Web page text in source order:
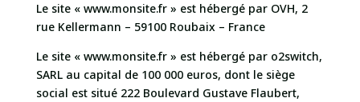
Le site « www.monsite.fr » est hébergé par OVH, 2
rue Kellermann – 59100 Roubaix – France
Le site « www.monsite.fr » est hébergé par o2switch,
SARL au capital de 100 000 euros, dont le siège
social est situé 222 Boulevard Gustave Flaubert,